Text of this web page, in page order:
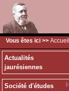
Vous êtes ici >> Accueil
Actualités
jaurésiennes
Société d'études